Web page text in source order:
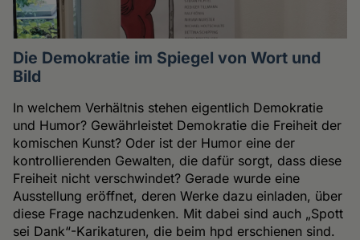
Die Demokratie im Spiegel von Wort und
Bild
In welchem Verhältnis stehen eigentlich Demokratie
und Humor? Gewährleistet Demokratie die Freiheit der
komischen Kunst? Oder ist der Humor eine der
kontrollierenden Gewalten, die dafür sorgt, dass diese
Freiheit nicht verschwindet? Gerade wurde eine
Ausstellung eröffnet, deren Werke dazu einladen, über
diese Frage nachzudenken. Mit dabei sind auch „Spott
sei Dank“-Karikaturen, die beim hpd erschienen sind.